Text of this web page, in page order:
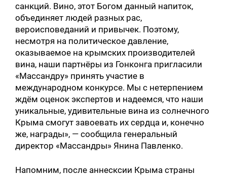
санкций. Вино, этот Богом данный напиток,
объединяет людей разных рас,
вероисповеданий и привычек. Поэтому,
несмотря на политическое давление,
оказываемое на крымских производителей
вина, наши партнёры из Гонконга пригласили
«Массандру» принять участие в
международном конкурсе. Мы с нетерпением
ждём оценок экспертов и надеемся, что наши
уникальные, удивительные вина из солнечного
Крыма смогут завоевать их сердца и, конечно
же, награды», — сообщила генеральный
директор «Массандры» Янина Павленко.
Напомним, после аннесксии Крыма страны